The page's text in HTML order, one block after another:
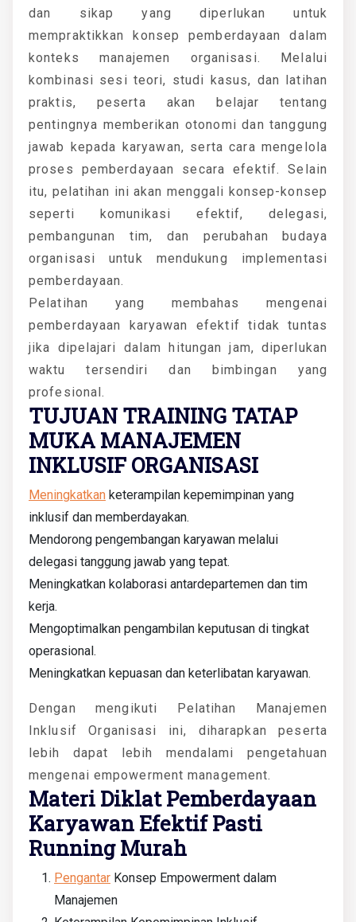
dan sikap yang diperlukan untuk
mempraktikkan konsep pemberdayaan dalam
konteks manajemen organisasi. Melalui
kombinasi sesi teori, studi kasus, dan latihan
praktis, peserta akan belajar tentang
pentingnya memberikan otonomi dan tanggung
jawab kepada karyawan, serta cara mengelola
proses pemberdayaan secara efektif. Selain
itu, pelatihan ini akan menggali konsep-konsep
seperti komunikasi efektif, delegasi,
pembangunan tim, dan perubahan budaya
organisasi untuk mendukung implementasi
pemberdayaan.
Pelatihan yang membahas mengenai
pemberdayaan karyawan efektif tidak tuntas
jika dipelajari dalam hitungan jam, diperlukan
waktu tersendiri dan bimbingan yang
profesional.
TUJUAN TRAINING TATAP
MUKA MANAJEMEN
INKLUSIF ORGANISASI
Meningkatkan keterampilan kepemimpinan yang
inklusif dan memberdayakan.
Mendorong pengembangan karyawan melalui
delegasi tanggung jawab yang tepat.
Meningkatkan kolaborasi antardepartemen dan tim
kerja.
Mengoptimalkan pengambilan keputusan di tingkat
operasional.
Meningkatkan kepuasan dan keterlibatan karyawan.
Dengan mengikuti Pelatihan Manajemen
Inklusif Organisasi ini, diharapkan peserta
lebih dapat lebih mendalami pengetahuan
mengenai empowerment management.
Materi Diklat Pemberdayaan
Karyawan Efektif Pasti
Running Murah
Pengantar Konsep Empowerment dalam
Manajemen